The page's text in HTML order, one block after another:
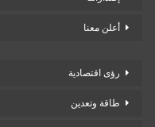
أعلن معنا
رؤى اقتصادية
طاقة وتعدين